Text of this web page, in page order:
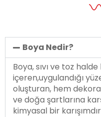
Boya Nedir?
Boya, sıvı ve toz
içeren,uygulandığı
oluşturan, hem
ve doğa şartlarına
kimyasal bir